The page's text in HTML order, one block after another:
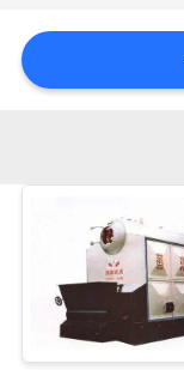
মামলা
PRIVACY
POLICY